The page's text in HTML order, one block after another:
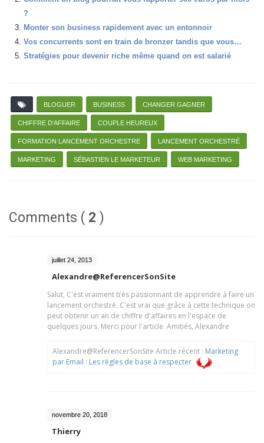
?
Monter son business rapidement avec un entonnoir
Vos concurrents sont en train de bronzer tandis que vous…
Stratégies pour devenir riche même quand on est salarié
BLOGUER BUSINESS CHANGER GAGNER
CHIFFRE D'AFFAIRE COUPLE HEUREUX
FORMATION LANCEMENT ORCHESTRE LANCEMENT ORCHESTRÉ
MARKETING SÉBASTIEN LE MARKETEUR WEB MARKETING
Comments ( 2 )
juillet 24, 2013
Alexandre@ReferencerSonSite
Salut, C'est vraiment très passionnant de apprendre à faire un
lancement orchestré. C'est vrai que grâce à cette technique on
peut obtenir un an de chiffre d'affaires en l'espace de
quelques jours. Merci pour l'article. Amitiés, Alexandre
Alexandre@ReferencerSonSite Article récent : Marketing
par Email : Les règles de base à respecter
novembre 20, 2018
Thierry